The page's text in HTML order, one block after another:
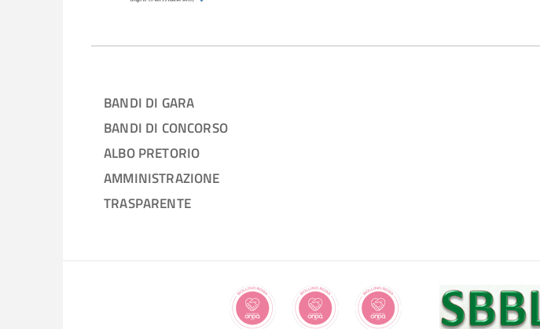
BANDI DI GARA
BANDI DI CONCORSO
ALBO PRETORIO
AMMINISTRAZIONE
TRASPARENTE